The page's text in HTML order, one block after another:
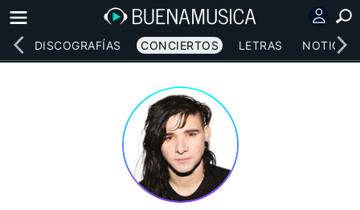
DISCOGRAFÍAS CONCIERTOS LETRAS NOTICIAS